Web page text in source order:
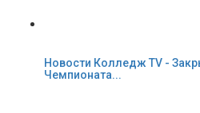
Новости Колледж TV -
Чемпионата...